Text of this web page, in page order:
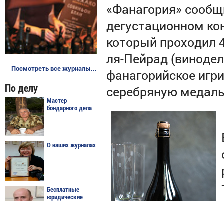
Посмотреть все журналы...
По делу
Мастер
бондарного дела
О наших журналах
Бесплатные
юридические
«Фанагория»
дегустационном
который проходил
ля-Пейрад
фанагорийское
серебряную